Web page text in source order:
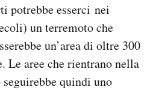
potrebbe esserci nei
un terremoto che
un’area di oltre 300
aree che rientrano nella
quindi uno